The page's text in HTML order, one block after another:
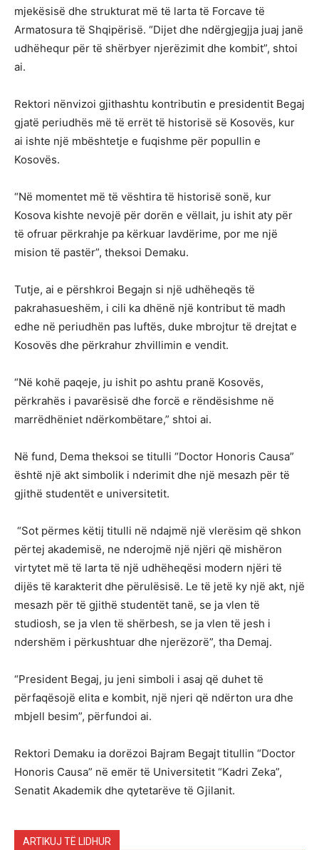
mjekësisë dhe strukturat më të larta të Forcave të
Armatosura të Shqipërisë. “Dijet dhe ndërgjegjja juaj janë
udhëhequr për të shërbyer njerëzimit dhe kombit”, shtoi
ai.
Rektori nënvizoi gjithashtu kontributin e presidentit Begaj
gjatë periudhës më të errët të historisë së Kosovës, kur
ai ishte një mbështetje e fuqishme për popullin e
Kosovës.
“Në momentet më të vështira të historisë sonë, kur
Kosova kishte nevojë për dorën e vëllait, ju ishit aty për
të ofruar përkrahje pa kërkuar lavdërime, por me një
mision të pastër”, theksoi Demaku.
Tutje, ai e përshkroi Begajn si një udhëheqës të
pakrahasueshëm, i cili ka dhënë një kontribut të madh
edhe në periudhën pas luftës, duke mbrojtur të drejtat e
Kosovës dhe përkrahur zhvillimin e vendit.
“Në kohë paqeje, ju ishit po ashtu pranë Kosovës,
përkrahës i pavarësisë dhe forcë e rëndësishme në
marrëdhëniet ndërkombëtare,” shtoi ai.
Në fund, Dema theksoi se titulli “Doctor Honoris Causa”
është një akt simbolik i nderimit dhe një mesazh për të
gjithë studentët e universitetit.
“Sot përmes këtij titulli në ndajmë një vlerësim që shkon
përtej akademisë, ne nderojmë një njëri që mishëron
virtytet më të larta të një udhëheqësi modern njëri të
dijës të karakterit dhe përulësisë. Le të jetë ky një akt, një
mesazh për të gjithë studentët tanë, se ja vlen të
studiosh, se ja vlen të shërbesh, se ja vlen të jesh i
ndershëm i përkushtuar dhe njerëzorë”, tha Demaj.
“President Begaj, ju jeni simboli i asaj që duhet të
përfaqësojë elita e kombit, një njeri që ndërton ura dhe
mbjell besim”, përfundoi ai.
Rektori Demaku ia dorëzoi Bajram Begajt titullin “Doctor
Honoris Causa” në emër të Universitetit “Kadri Zeka”,
Senatit Akademik dhe qytetarëve të Gjilanit.
ARTIKUJ TË LIDHUR